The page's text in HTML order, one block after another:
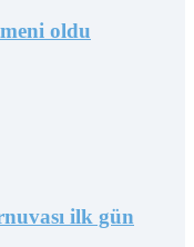
oldu
ilk gün